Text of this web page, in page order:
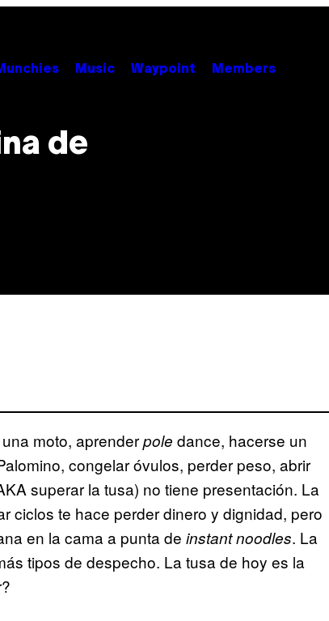
Music Waypoint Members
de
moto, aprenderpole dance, hacerse un
congelar óvulos, perder peso, abrir
superar la tusa) no tiene presentación. La
ciclos te hace perder dinero y dignidad, pero
en la cama a punta de instant noodles. La
tipos de despecho. La tusa de hoy es la